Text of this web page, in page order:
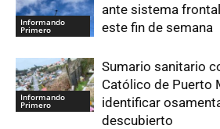
Informando
Primero
ante sistema
este fin de semana
Informando
Primero
Sumario sanitario
Católico de Puerto
identificar
descubierto